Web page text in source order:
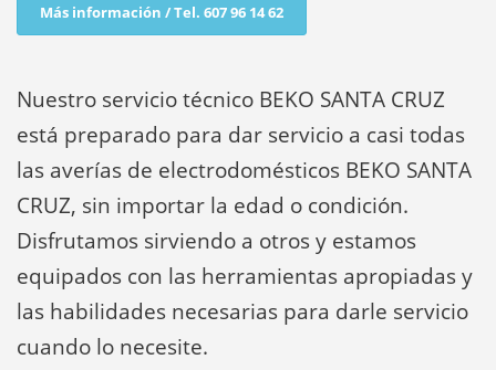
Más información / Tel. 607 96 14 62
Nuestro servicio técnico BEKO SANTA CRUZ
está preparado para dar servicio a casi todas
las averías de electrodomésticos BEKO SANTA
CRUZ, sin importar la edad o condición.
Disfrutamos sirviendo a otros y estamos
equipados con las herramientas apropiadas y
las habilidades necesarias para darle servicio
cuando lo necesite.